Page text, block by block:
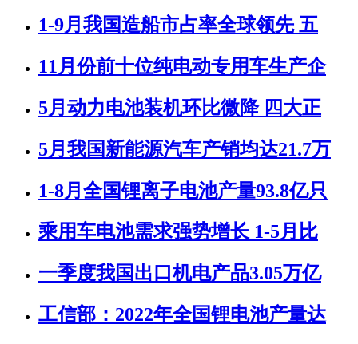
1-9月我国造船市占率全球领先 五
11月份前十位纯电动专用车生产企
5月动力电池装机环比微降 四大正
5月我国新能源汽车产销均达21.7万
1-8月全国锂离子电池产量93.8亿只
乘用车电池需求强势增长 1-5月比
一季度我国出口机电产品3.05万亿
工信部：2022年全国锂电池产量达